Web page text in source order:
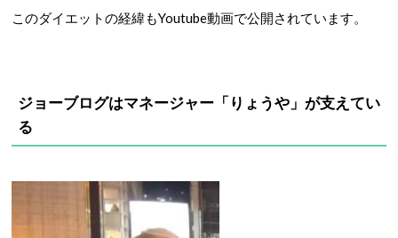
このダイエットの経緯もYoutube動画で公開されています。
ジョーブログはマネージャー「りょうや」が支えてい
る